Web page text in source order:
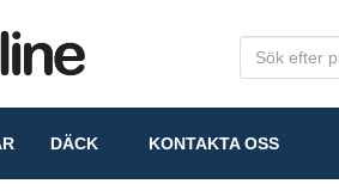
DÄCK KONTAKTA OSS